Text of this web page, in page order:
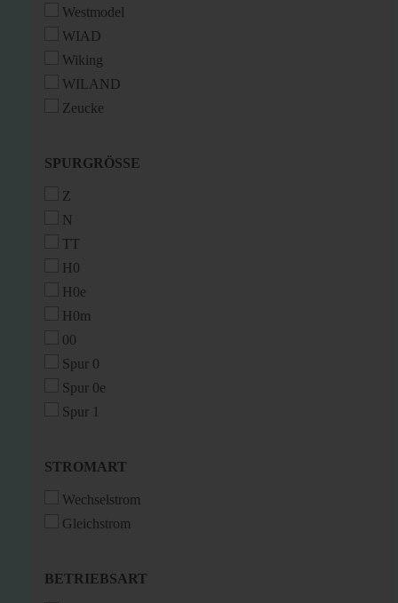
Westmodel
WIAD
Wiking
WILAND
Zeucke
SPURGRÖSSE
SPURGRÖSSE
Z
N
TT
H0
H0e
H0m
00
Spur 0
Spur 0e
Spur 1
STROMART
STROMART
Wechselstrom
Gleichstrom
BETRIEBSART
BETRIEBSART